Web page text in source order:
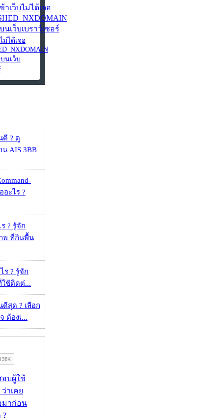
ม่ได้เจอ
นเว็บ
ดี ? ดู
AIS 3BB
อะไร ?
? รู้จัก
พ ที่กินพื้น
ร ? รู้จัก
ช้ติดต่...
สุด ? เลือก
ต้องเ...
อบผู้ใช้
ว่าเคย
มาก่อน
?